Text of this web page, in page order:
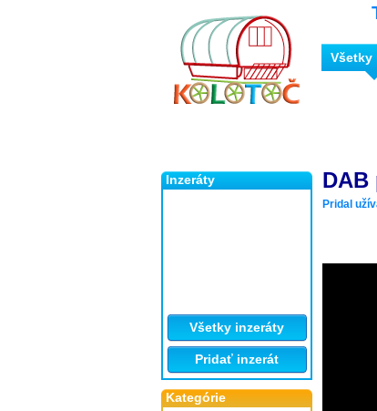
Inzeráty
Všetky inzeráty
Pridať inzerát
Kategórie
Všetky
DAB
Pridal